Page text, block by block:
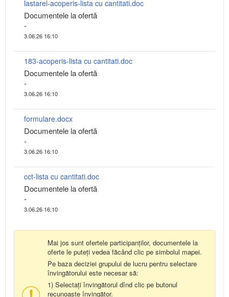
lastarel-acoperis-lista cu cantitati.doc
Documentele la ofertă
-
3.06.26 16:10
183-acoperis-lista cu cantitati.doc
Documentele la ofertă
-
3.06.26 16:10
formulare.docx
Documentele la ofertă
-
3.06.26 16:10
cct-lista cu cantitati.doc
Documentele la ofertă
-
3.06.26 16:10
Mai jos sunt ofertele participanților, documentele la
oferte le puteți vedea făcând clic pe simbolul mapei.
Pe baza deciziei grupului de lucru pentru selectare
învingătorului este necesar să:
1) Selectați învingătorul dînd clic pe butonul
recunoaște învingător.